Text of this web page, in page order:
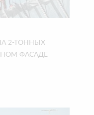
2-ТОННЫХ
ФАСАДЕ